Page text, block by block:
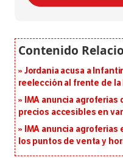
Jordania acusa a
reelección al frente de la
IMA anuncia agroferias
precios accesibles en
IMA anuncia
los puntos de venta y